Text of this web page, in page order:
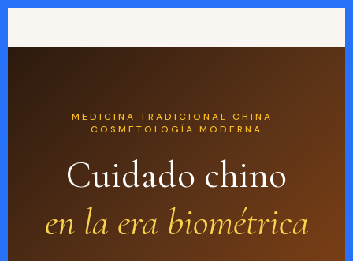
MEDICINA TRADICIONAL CHINA ·
COSMETOLOGÍA MODERNA
Cuidado chino
en la era biométrica